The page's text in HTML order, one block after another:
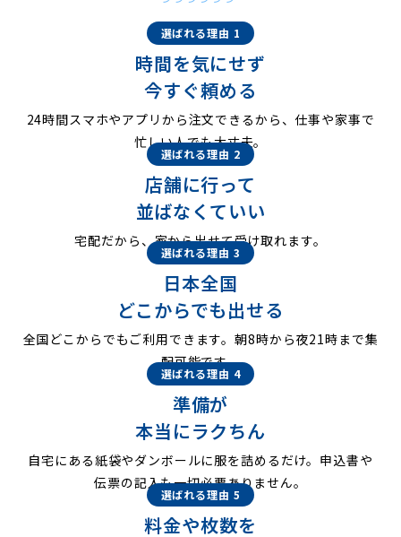
選ばれる理由 1
時間を気にせず
今すぐ頼める
24時間スマホやアプリから注文できるから、仕事や家事で
忙しい人でも大丈夫。
選ばれる理由 2
店舗に行って
並ばなくていい
宅配だから、家から出せて受け取れます。
選ばれる理由 3
日本全国
どこからでも出せる
全国どこからでもご利用できます。朝8時から夜21時まで集
配可能です。
選ばれる理由 4
準備が
本当にラクちん
自宅にある紙袋やダンボールに服を詰めるだけ。申込書や
伝票の記入も一切必要ありません。
選ばれる理由 5
料金や枚数を